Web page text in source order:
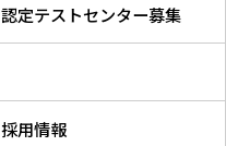
認定テストセンター募集
採用情報